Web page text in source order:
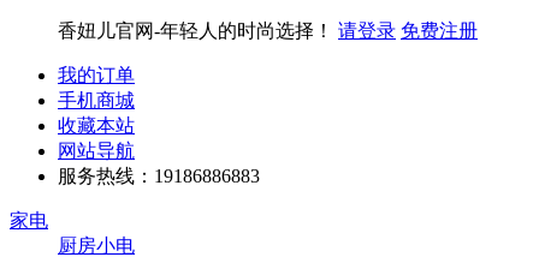
香妞儿官网-年轻人的时尚选择！ 请登录 免费注册
我的订单
手机商城
收藏本站
网站导航
服务热线：19186886883
家电
厨房小电